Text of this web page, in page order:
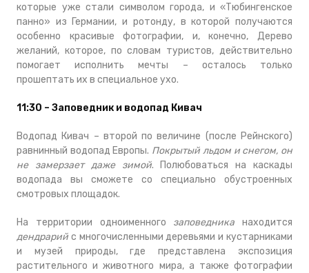
которые уже стали символом города, и «Тюбингенское
панно» из Германии, и ротонду, в которой получаются
особенно красивые фотографии, и, конечно, Дерево
желаний, которое, по словам туристов, действительно
помогает исполнить мечты – осталось только
прошептать их в специальное ухо.
11:30 – Заповедник и водопад Кивач
Водопад Кивач – второй по величине (после Рейнского)
равнинный водопад Европы. Покрытый льдом и снегом, он
не замерзает даже зимой. Полюбоваться на каскады
водопада вы сможете со специально обустроенных
смотровых площадок.
На территории одноименного заповедника находится
дендрарий с многочисленными деревьями и кустарниками
и музей природы, где представлена экспозиция
растительного и животного мира, а также фотографии